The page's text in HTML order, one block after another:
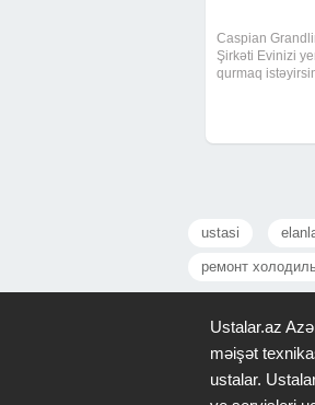
Caspian
Şirkəti Evinizi
qurmaq
keçiririk
ustasi
ремонт
Ustalar.az
məişət
ustalar.